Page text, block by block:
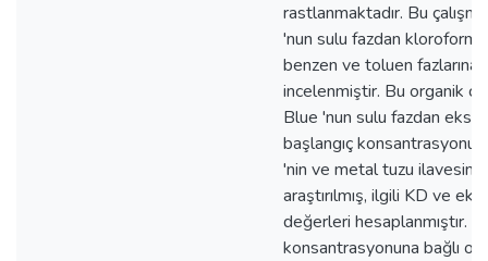
rastlanmaktadır. Bu
'nun sulu fazdan
benzen ve toluen fazlarına
incelenmiştir. Bu organik
Blue 'nun sulu fazdan
başlangıç
'nin ve metal tuzu
araştırılmış, ilgili KD ve
değerleri hesaplanmıştır.
konsantrasyonuna bağlı